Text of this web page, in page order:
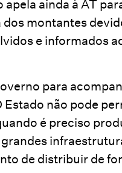
ainda à AT
montantes
e informados
para
Estado não pode
é preciso
de distribuir de